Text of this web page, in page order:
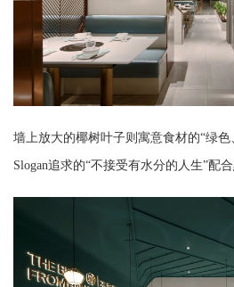
墙上放大的椰树叶子则寓意食材的“绿
Slogan追求的“不接受有水分的人生”配合